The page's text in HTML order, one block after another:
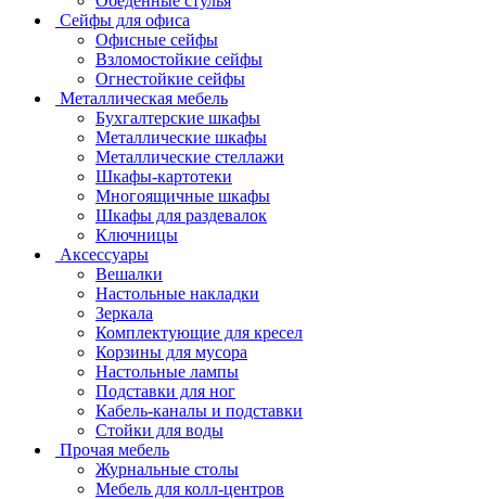
Сейфы для офиса
Офисные сейфы
Взломостойкие сейфы
Огнестойкие сейфы
Металлическая мебель
Бухгалтерские шкафы
Металлические шкафы
Металлические стеллажи
Шкафы-картотеки
Многоящичные шкафы
Шкафы для раздевалок
Ключницы
Аксессуары
Вешалки
Настольные накладки
Зеркала
Комплектующие для кресел
Корзины для мусора
Настольные лампы
Подставки для ног
Кабель-каналы и подставки
Стойки для воды
Прочая мебель
Журнальные столы
Мебель для колл-центров